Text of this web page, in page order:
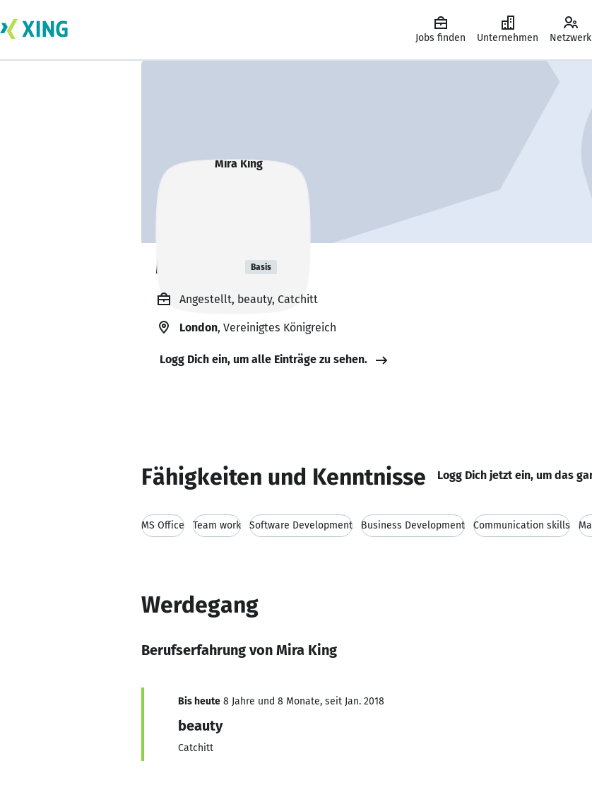
Jobs finden Unternehmen Netzwerk
Mira King Basis
Angestellt, beauty, Catchitt
London, Vereinigtes Königreich
Logg Dich ein, um alle Einträge zu sehen.
Fähigkeiten und Kenntnisse Logg Dich jetzt ein, um das
MS Office Team work Software Development Business Development Communication skills
Werdegang
Berufserfahrung von Mira King
Bis heute 8 Jahre und 8 Monate, seit Jan. 2018
beauty
Catchitt